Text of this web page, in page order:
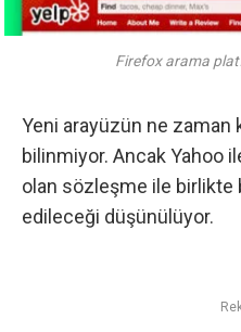
Firefox arama
Yeni arayüzün ne zaman
bilinmiyor. Ancak Yahoo
olan sözleşme ile birlikte
edileceği düşünülüyor.